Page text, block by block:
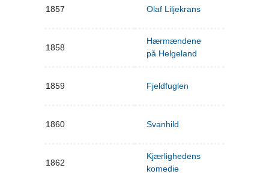
1857 Olaf Liljekrans
1858
Hærmændene
på Helgeland
1859 Fjeldfuglen
1860 Svanhild
1862
Kjærlighedens
komedie